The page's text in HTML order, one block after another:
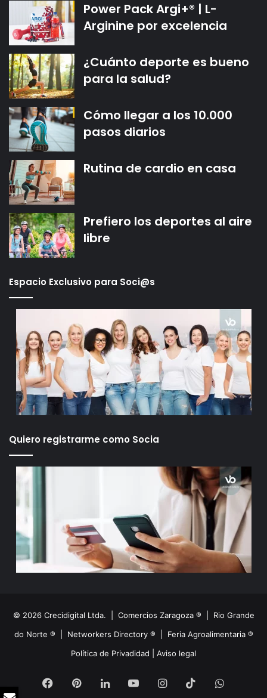
Power Pack Argi+® | L-
Arginine por excelencia
¿Cuánto deporte es bueno
para la salud?
Cómo llegar a los 10.000
pasos diarios
Rutina de cardio en casa
Prefiero los deportes al aire
libre
Espacio Exclusivo para Soci@s
Quiero registrarme como Socia
© 2026 Crecidigital Ltda. | Comercios Zaragoza ®
Rio Grande
do Norte ®
Networkers Directory ®
Feria Agroalimentaria ®
Política de Privadidad
Aviso legal
Facebook
PinterestLinkedInYouTubeInstagram
TikTok